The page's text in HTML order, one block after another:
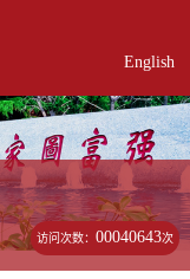
English
访问次数：00040643次